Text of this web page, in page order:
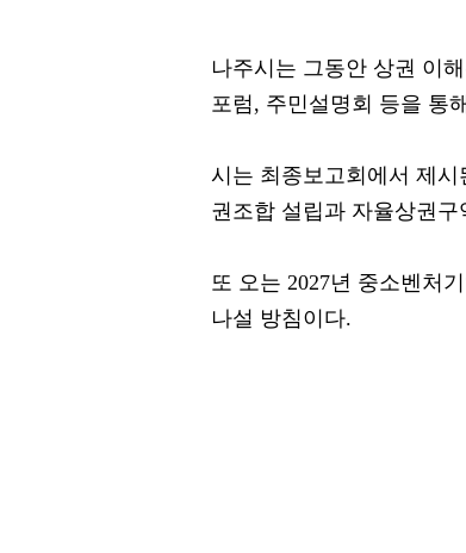
나주시는 그동안 상권 이
포럼, 주민설명회 등을 통
시는 최종보고회에서 제
권조합 설립과 자율상권
또 오는 2027년 중소벤처
나설 방침이다.